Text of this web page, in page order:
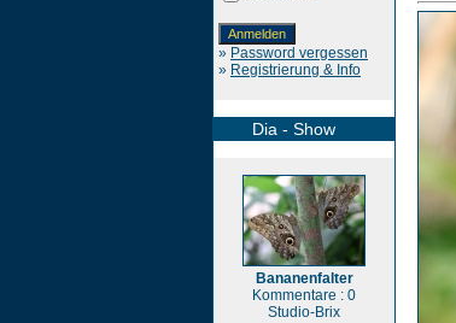
» Password vergessen
» Registrierung & Info
Dia - Show
Bananenfalter
Kommentare : 0
Studio-Brix